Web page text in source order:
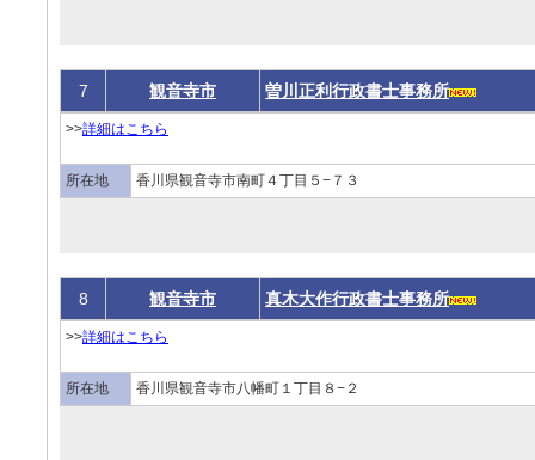
7 観音寺市 曽川正利行政書士事務所
>>詳細はこちら
所在地 香川県観音寺市南町４丁目５−７３
8 観音寺市 真木大作行政書士事務所
>>詳細はこちら
所在地 香川県観音寺市八幡町１丁目８−２